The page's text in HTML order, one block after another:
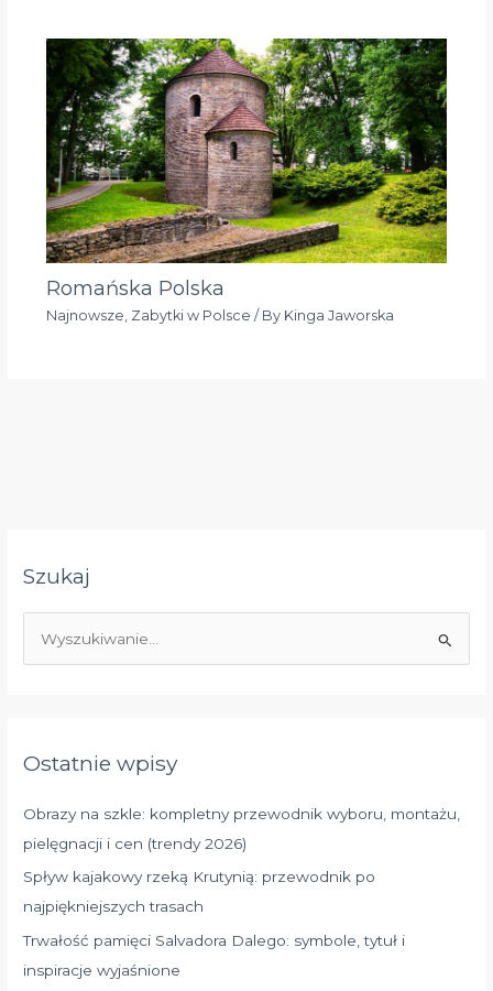
Romańska Polska
Najnowsze, Zabytki w Polsce / By Kinga Jaworska
Szukaj
jOstatnie wpisy
Obrazy na szkle: kompletny przewodnik wyboru, montażu,
pielęgnacji i cen (trendy 2026)
Spływ kajakowy rzeką Krutynią: przewodnik po
najpiękniejszych trasach
Trwałość pamięci Salvadora Dalego: symbole, tytuł i
inspiracje wyjaśnione